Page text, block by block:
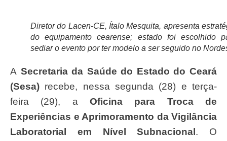
Diretor do Lacen-CE, Ítalo Mesquita, apresenta
do equipamento cearense; estado foi escolhido
sediar o evento por ter modelo a ser seguido no
Secretaria da Saúde do Estado do Ceará
(Sesa) recebe, nessa segunda (28) e terça-
feira (29), a Oficina para Troca de
Experiências e Aprimoramento da Vigilância
Laboratorial em Nível Subnacional . O